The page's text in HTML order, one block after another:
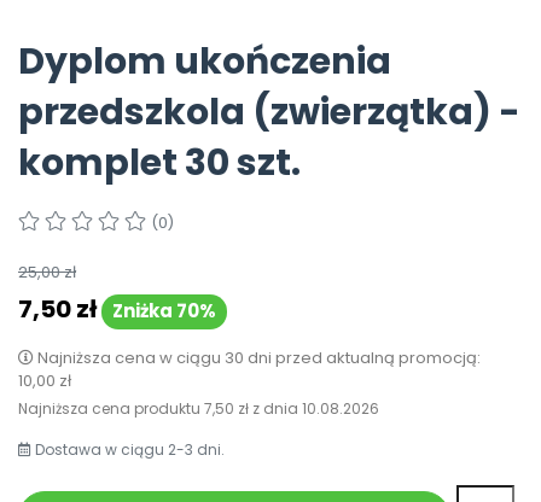
Dyplom ukończenia
przedszkola (zwierzątka) -
komplet 30 szt.
(0)
25,00 zł
7,50 zł Zniżka 70%
Najniższa cena w ciągu 30 dni przed aktualną promocją:
10,00 zł
Najniższa cena produktu 7,50 zł z dnia 10.08.2026
Dostawa w ciągu 2-3 dni.